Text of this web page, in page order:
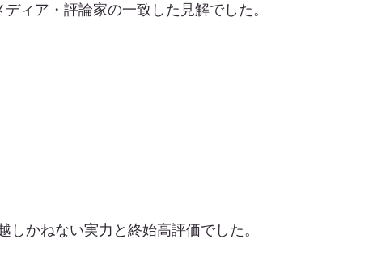
ィア・評論家の一致した見解でした。
かねない実力と終始高評価でした。